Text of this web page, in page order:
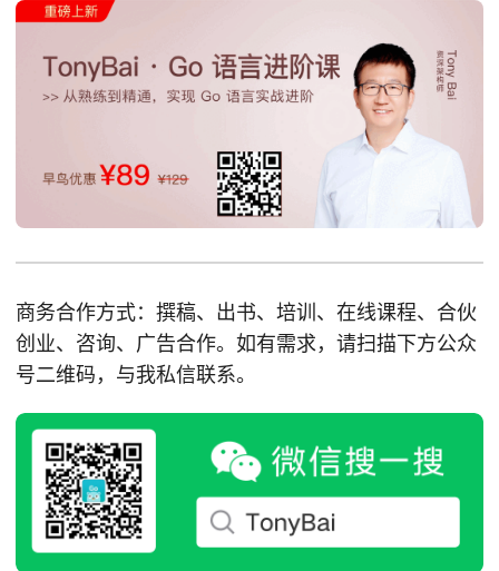
商务合作方式：撰稿、出书、培训、在线课程、合伙
创业、咨询、广告合作。如有需求，请扫描下方公众
号二维码，与我私信联系。